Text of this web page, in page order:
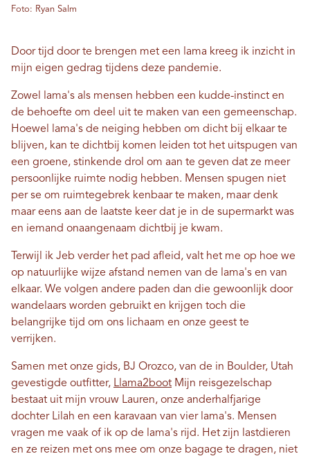
Foto: Ryan Salm
Door tijd door te brengen met een lama kreeg ik inzicht in
mijn eigen gedrag tijdens deze pandemie.
Zowel lama's als mensen hebben een kudde-instinct en
de behoefte om deel uit te maken van een gemeenschap.
Hoewel lama's de neiging hebben om dicht bij elkaar te
blijven, kan te dichtbij komen leiden tot het uitspugen van
een groene, stinkende drol om aan te geven dat ze meer
persoonlijke ruimte nodig hebben. Mensen spugen niet
per se om ruimtegebrek kenbaar te maken, maar denk
maar eens aan de laatste keer dat je in de supermarkt was
en iemand onaangenaam dichtbij je kwam.
Terwijl ik Jeb verder het pad afleid, valt het me op hoe we
op natuurlijke wijze afstand nemen van de lama's en van
elkaar. We volgen andere paden dan die gewoonlijk door
wandelaars worden gebruikt en krijgen toch die
belangrijke tijd om ons lichaam en onze geest te
verrijken.
Samen met onze gids, BJ Orozco, van de in Boulder, Utah
gevestigde outfitter, Llama2boot Mijn reisgezelschap
bestaat uit mijn vrouw Lauren, onze anderhalfjarige
dochter Lilah en een karavaan van vier lama's. Mensen
vragen me vaak of ik op de lama's rijd. Het zijn lastdieren
en ze reizen met ons mee om onze bagage te dragen, niet